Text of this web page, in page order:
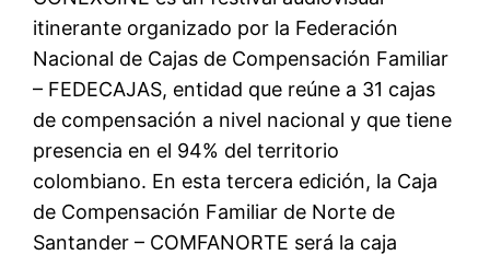
itinerante organizado por la Federación
Nacional de Cajas de Compensación Familiar
– FEDECAJAS, entidad que reúne a 31 cajas
de compensación a nivel nacional y que tiene
presencia en el 94% del territorio
colombiano. En esta tercera edición, la Caja
de Compensación Familiar de Norte de
Santander – COMFANORTE será la caja